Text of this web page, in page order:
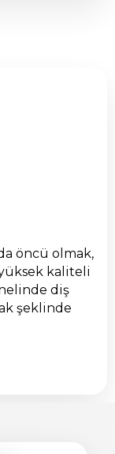
öncü olmak,
kaliteli
diş
şeklinde